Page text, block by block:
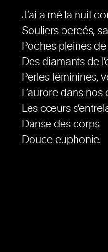
J’ai aimé la nuit
Souliers percés,
Poches pleines
Des diamants de
Perles féminines,
L’aurore dans
Les cœurs
Danse des corps
Douce euphonie.